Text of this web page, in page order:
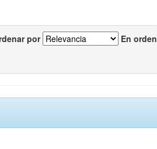
por En orden